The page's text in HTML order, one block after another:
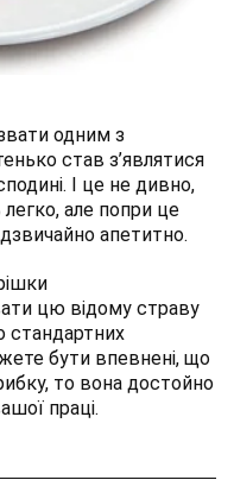
одним з
став з’являтися
І це не дивно,
але попри це
апетитно.
цю відому страву
стандартних
бути впевнені, що
то вона достойно
праці.